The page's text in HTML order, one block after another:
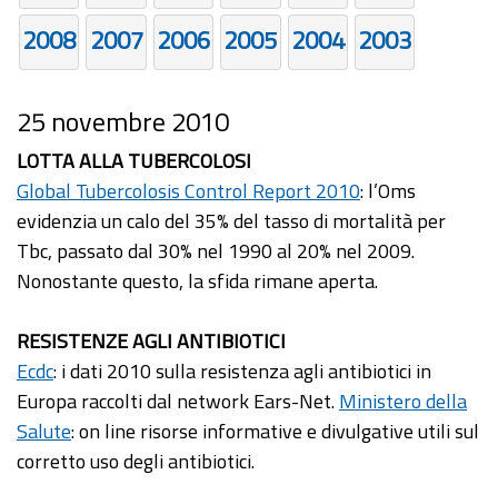
2008 2007 2006 2005 2004 2003
25 novembre 2010
LOTTA ALLA TUBERCOLOSI
Global Tubercolosis Control Report 2010: l’Oms
evidenzia un calo del 35% del tasso di mortalità per
Tbc, passato dal 30% nel 1990 al 20% nel 2009.
Nonostante questo, la sfida rimane aperta.
RESISTENZE AGLI ANTIBIOTICI
Ecdc: i dati 2010 sulla resistenza agli antibiotici in
Europa raccolti dal network Ears-Net.Ministero della
Salute: on line risorse informative e divulgative utili sul
corretto uso degli antibiotici.